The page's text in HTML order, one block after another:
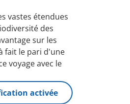
vastes étendues
des
sur les
fait le pari d'une
voyage avec le
activée